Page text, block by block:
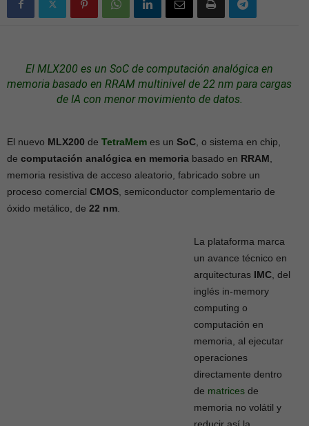
El MLX200 es un SoC de computación analógica en
memoria basado en RRAM multinivel de 22 nm para cargas
de IA con menor movimiento de datos.
El nuevo MLX200 de TetraMem es un SoC , o sistema en chip,
de computación analógica en memoria basado en RRAM
memoria resistiva de acceso aleatorio, fabricado sobre un
proceso comercial CMOS , semiconductor complementario de
óxido metálico, de 22 nm
La plataforma marca
un avance técnico en
arquitecturas IMC , del
inglés in-memory
computing o
computación en
memoria, al ejecutar
operaciones
directamente dentro
de matrices de
memoria no volátil y